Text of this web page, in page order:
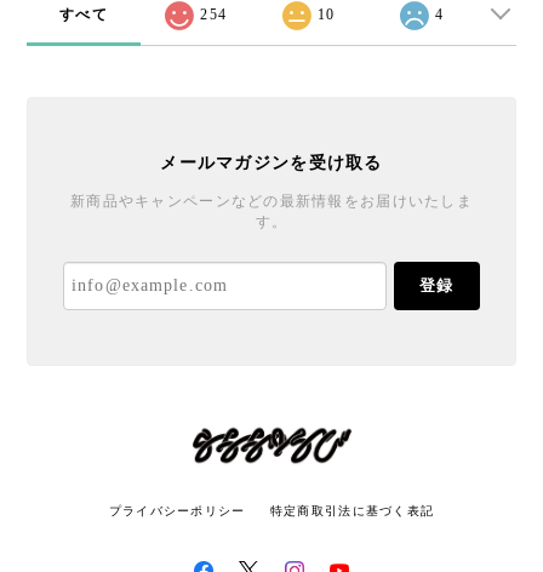
すべて 254 10 4
メールマガジンを受け取る
新商品やキャンペーンなどの最新情報をお届けいたしま
す。
登録
プライバシーポリシー 特定商取引法に基づく表記